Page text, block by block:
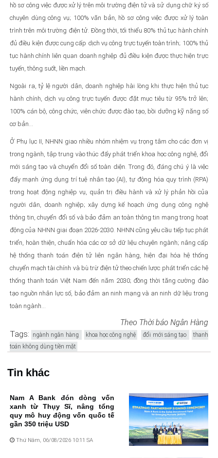
hồ sơ công việc được xử lý trên môi trường điện tử và sử dụng chữ ký số
chuyên dùng công vụ; 100% văn bản, hồ sơ công việc được xử lý toàn
trình trên môi trường điện tử. Đồng thời, tối thiểu 80% thủ tục hành chính
đủ điều kiện được cung cấp dịch vụ công trực tuyến toàn trình; 100% thủ
tục hành chính liên quan doanh nghiệp đủ điều kiện được thực hiện trực
tuyến, thông suốt, liền mạch.
Ngoài ra, tỷ lệ người dân, doanh nghiệp hài lòng khi thực hiện thủ tục
hành chính, dịch vụ công trực tuyến được đặt mục tiêu từ 95% trở lên;
100% cán bộ, công chức, viên chức được đào tạo, bồi dưỡng kỹ năng số
cơ bản…
Ở Phụ lục II, NHNN giao nhiều nhóm nhiệm vụ trọng tâm cho các đơn vị
trong ngành, tập trung vào thúc đẩy phát triển khoa học công nghệ, đổi
mới sáng tạo và chuyển đổi số toàn diện. Trong đó, đáng chú ý là việc
đẩy mạnh ứng dụng trí tuệ nhân tạo (AI), tự động hóa quy trình (RPA)
trong hoạt động nghiệp vụ, quản trị điều hành và xử lý phản hồi của
người dân, doanh nghiệp; xây dựng kế hoạch ứng dụng công nghệ
thông tin, chuyển đổi số và bảo đảm an toàn thông tin mạng trong hoạt
động của NHNN giai đoạn 2026-2030. NHNN cũng yêu cầu tiếp tục phát
triển, hoàn thiện, chuẩn hóa các cơ sở dữ liệu chuyên ngành; nâng cấp
hệ thống thanh toán điện tử liên ngân hàng, hiện đại hóa hệ thống
chuyển mạch tài chính và bù trừ điện tử theo chiến lược phát triển các hệ
thống thanh toán Việt Nam đến năm 2030; đồng thời tăng cường đào
tạo nguồn nhân lực số, bảo đảm an ninh mạng và an ninh dữ liệu trong
toàn ngành…
Theo Thời báo Ngân Hàng
Tags: ngành ngân hàng khoa học công nghệ đổi mới sáng tạo
thanh
toán không dùng tiền mặt
Tin khác
Nam A Bank đón dòng vốn
xanh từ Thụy Sĩ, nâng tổng
quy mô huy động vốn quốc tế
gần 350 triệu USD
Thứ Năm, 06/08/2026 10:11 SA